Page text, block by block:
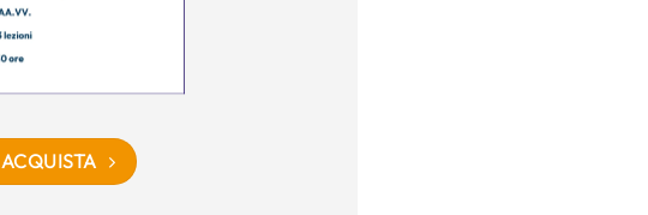
ACQUISTA